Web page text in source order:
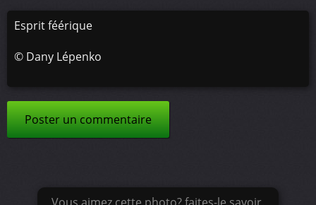
Esprit féérique
© Dany Lépenko
Poster un commentaire